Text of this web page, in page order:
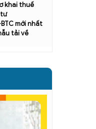
khai thuế
mới nhất
tải về